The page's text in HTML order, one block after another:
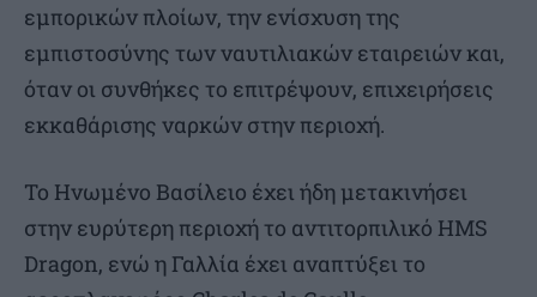
εμπορικών πλοίων, την ενίσχυση της
εμπιστοσύνης των ναυτιλιακών εταιρειών και,
όταν οι συνθήκες το επιτρέψουν, επιχειρήσεις
εκκαθάρισης ναρκών στην περιοχή.
Το Ηνωμένο Βασίλειο έχει ήδη μετακινήσει
στην ευρύτερη περιοχή το αντιτορπιλικό HMS
Dragon, ενώ η Γαλλία έχει αναπτύξει το